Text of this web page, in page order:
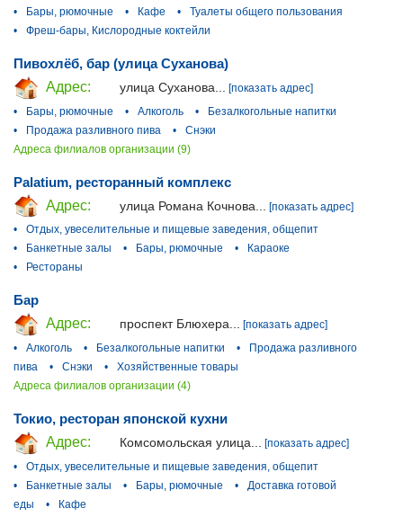
•
Бары, рюмочные • Кафе •
Туалеты общего пользования
•
Фреш-бары, Кислородные коктейли
Пивохлёб, бар (улица Суханова)
Адрес:
улица Суханова...
[показать адрес]
•
Бары, рюмочные • Алкоголь •
Безалкогольные напитки
•
Продажа разливного пива •
Снэки
Адреса филиалов организации (9)
Palatium, ресторанный комплекс
Адрес:
улица Романа Кочнова...
[показать адрес]
•
Отдых, увеселительные и пищевые заведения, общепит
•
Банкетные залы • Бары, рюмочные •
Караоке
•
Рестораны
Бар
Адрес:
проспект Блюхера... [показать адрес]
•
Алкоголь • Безалкогольные напитки •
Продажа разливного
пива
• Снэки •
Хозяйственные товары
Адреса филиалов организации (4)
Токио, ресторан японской кухни
Адрес:
Комсомольская улица...
[показать адрес]
•
Отдых, увеселительные и пищевые заведения, общепит
•
Банкетные залы • Бары, рюмочные •
Доставка готовой
еды
• Кафе